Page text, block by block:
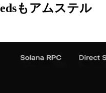
もアムステル